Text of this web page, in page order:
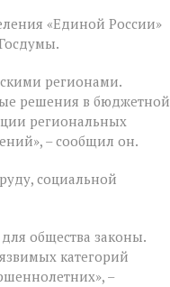
«Единой России»
регионами.
решения в бюджетной
региональных
– сообщил он.
социальной
общества законы.
категорий
–